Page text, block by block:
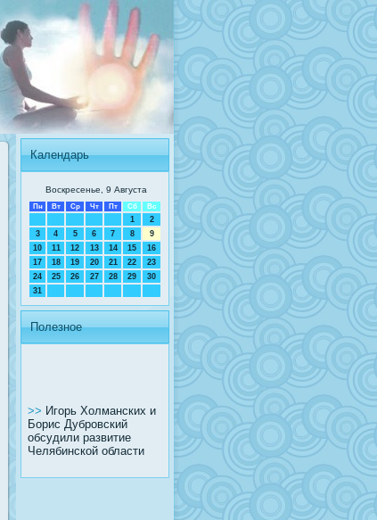
Календарь
Воскресенье, 9 Августа
Пн Вт Ср Чт Пт Сб Вс
1
2
3
4 5 6 7 8
9
10
11 12 13 14 15
16
17
18 19 20 21 22
23
24
25 26 27 28 29
30
31
Полезное
>> Игорь Холманских и
Борис Дубровский
обсудили развитие
Челябинской области